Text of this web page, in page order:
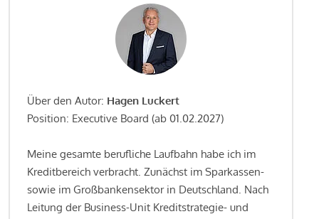
Über den Autor: Hagen Luckert
Position: Executive Board (ab 01.02.2027)
Meine gesamte berufliche Laufbahn habe ich im
Kreditbereich verbracht. Zunächst im Sparkassen-
sowie im Großbankensektor in Deutschland. Nach
Leitung der Business-Unit Kreditstrategie- und